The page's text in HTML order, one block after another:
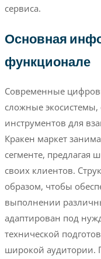
сервиса.
Основная
функционале
Современные
сложные
инструментов для
Кракен маркет
сегменте, предлагая
своих клиентов.
образом, чтобы
выполнении
адаптирован под
технической
широкой аудитории.